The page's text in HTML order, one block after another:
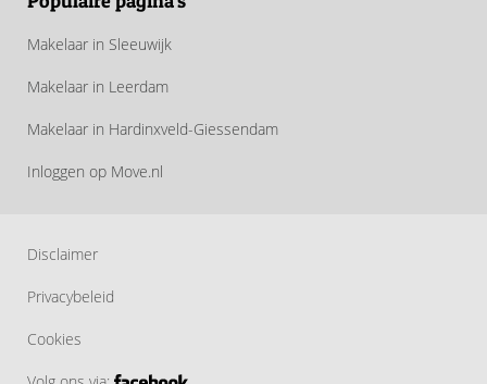
Makelaar in Sleeuwijk
Makelaar in Leerdam
Makelaar in Hardinxveld-Giessendam
Inloggen op Move.nl
Disclaimer
Privacybeleid
Cookies